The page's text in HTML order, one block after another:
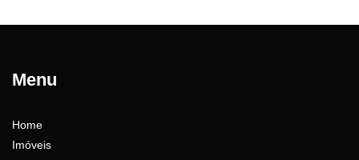
Menu
Home
Imóveis